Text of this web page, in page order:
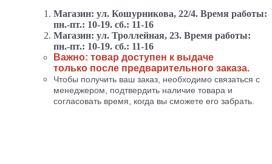
Магазин: ул. Кошурникова, 22/4. Время работы:
пн.-пт.: 10-19. сб.: 11-16
Магазин: ул. Троллейная, 23. Время работы:
пн.-пт.: 10-19. сб.: 11-16
Важно: товар доступен к выдаче
только после предварительного заказа.
Чтобы получить ваш заказ, необходимо связаться с
менеджером, подтвердить наличие товара и
согласовать время, когда вы сможете его забрать.